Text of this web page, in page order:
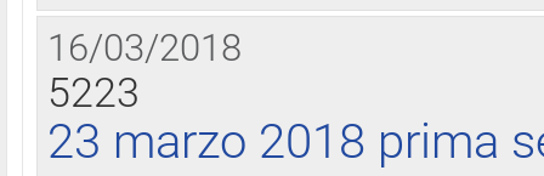
16/03/2018
5223
23 marzo 2018 prima